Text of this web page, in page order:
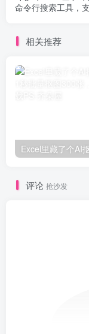
命令行搜索工具，
相关推荐
评论 抢沙发